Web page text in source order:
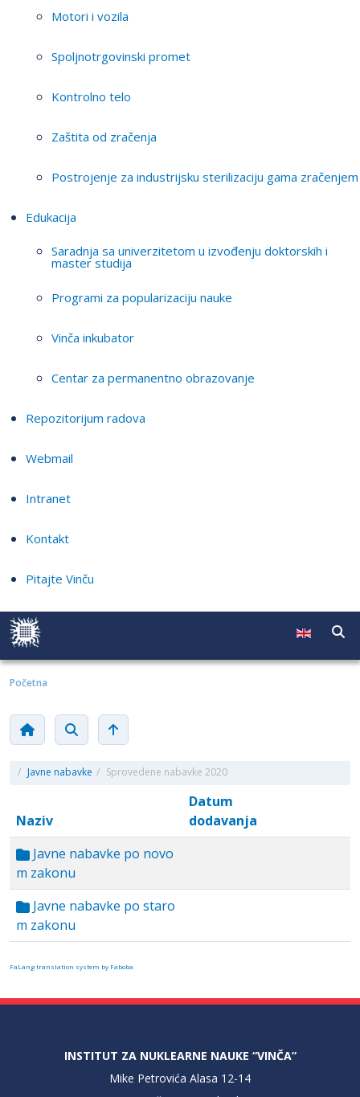
Motori i vozila
Spoljnotrgovinski promet
Kontrolno telo
Zaštita od zračenja
Postrojenje za industrijsku sterilizaciju gama zračenjem
Edukacija
Saradnja sa univerzitetom u izvođenju doktorskih i
master studija
Programi za popularizaciju nauke
Vinča inkubator
Centar za permanentno obrazovanje
Repozitorijum radova
Webmail
Intranet
Kontakt
Pitajte Vinču
Početna
/ Javne nabavke / Sprovedene nabavke 2020
Naziv
Datum
dodavanja
Javne nabavke po novo
m zakonu
Javne nabavke po staro
m zakonu
FaLang translation system by Faboba
INSTITUT ZA NUKLEARNE NAUKE “VINČA”
Mike Petrovića Alasa 12-14